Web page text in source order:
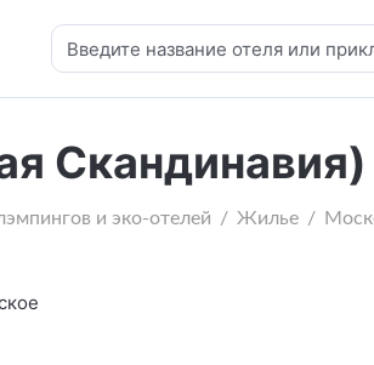
Скандинавия)
и эко-отелей Жилье